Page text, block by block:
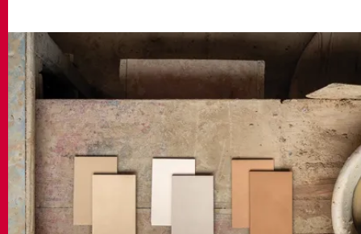
MATCH APP
BUSCAR
ÁREA RESERVADA